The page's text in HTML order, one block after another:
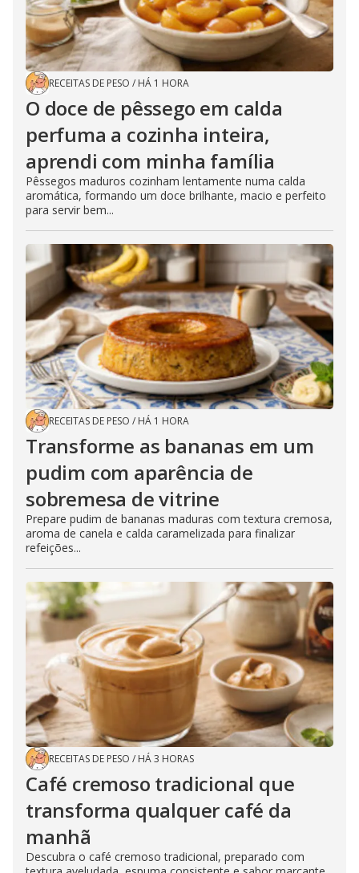
RECEITAS DE PESO / HÁ 1 HORA
O doce de pêssego em calda
perfuma a cozinha inteira,
aprendi com minha família
Pêssegos maduros cozinham lentamente numa calda
aromática, formando um doce brilhante, macio e perfeito
para servir bem...
RECEITAS DE PESO / HÁ 1 HORA
Transforme as bananas em um
pudim com aparência de
sobremesa de vitrine
Prepare pudim de bananas maduras com textura cremosa,
aroma de canela e calda caramelizada para finalizar
refeições...
RECEITAS DE PESO / HÁ 3 HORAS
Café cremoso tradicional que
transforma qualquer café da
manhã
Descubra o café cremoso tradicional, preparado com